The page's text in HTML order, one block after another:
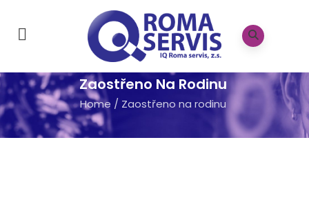
Zaostřeno Na Rodinu
Home / Zaostřeno na rodinu